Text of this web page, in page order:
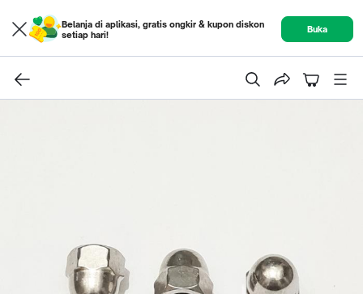
Belanja di aplikasi, gratis ongkir & kupon diskon
setiap hari!
Buka